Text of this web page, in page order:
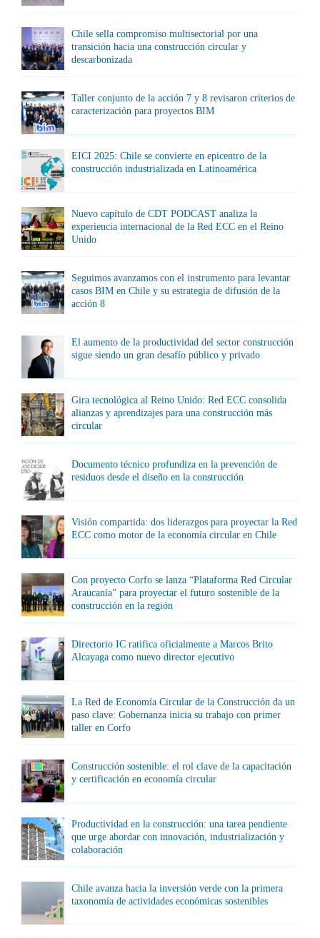
Chile sella compromiso multisectorial por una
transición hacia una construcción circular y
descarbonizada
Taller conjunto de la acción 7 y 8 revisaron criterios de
caracterización para proyectos BIM
EICI 2025: Chile se convierte en epicentro de la
construcción industrializada en Latinoamérica
Nuevo capítulo de CDT PODCAST analiza la
experiencia internacional de la Red ECC en el Reino
Unido
Seguimos avanzamos con el instrumento para levantar
casos BIM en Chile y su estrategia de difusión de la
acción 8
El aumento de la productividad del sector construcción
sigue siendo un gran desafío público y privado
Gira tecnológica al Reino Unido: Red ECC consolida
alianzas y aprendizajes para una construcción más
circular
Documento técnico profundiza en la prevención de
residuos desde el diseño en la construcción
Visión compartida: dos liderazgos para proyectar la Red
ECC como motor de la economía circular en Chile
Con proyecto Corfo se lanza “Plataforma Red Circular
Araucanía” para proyectar el futuro sostenible de la
construcción en la región
Directorio IC ratifica oficialmente a Marcos Brito
Alcayaga como nuevo director ejecutivo
La Red de Economía Circular de la Construcción da un
paso clave: Gobernanza inicia su trabajo con primer
taller en Corfo
Construcción sostenible: el rol clave de la capacitación
y certificación en economía circular
Productividad en la construcción: una tarea pendiente
que urge abordar con innovación, industrialización y
colaboración
Chile avanza hacia la inversión verde con la primera
taxonomía de actividades económicas sostenibles